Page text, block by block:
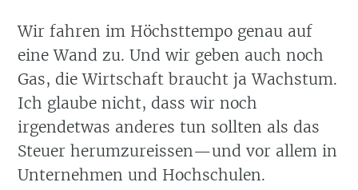
Wir fahren im Höchsttempo genau auf
eine Wand zu. Und wir geben auch noch
Gas, die Wirtschaft braucht ja Wachstum.
Ich glaube nicht, dass wir noch
irgendetwas anderes tun sollten als das
Steuer herumzureissen—und vor allem in
Unternehmen und Hochschulen.